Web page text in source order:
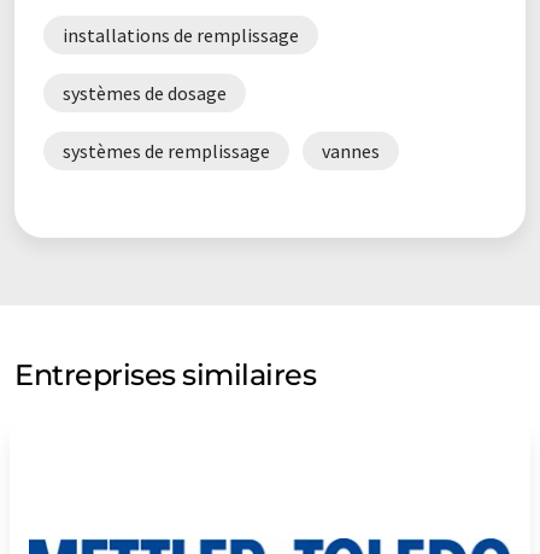
installations de remplissage
systèmes de dosage
systèmes de remplissage vannes
Entreprises similaires